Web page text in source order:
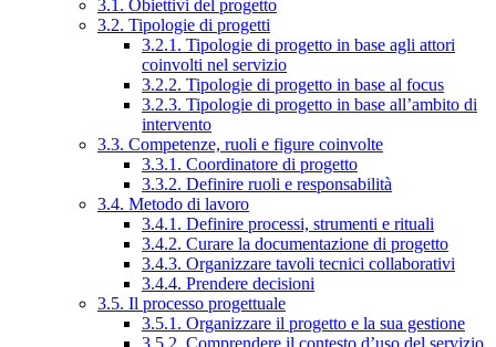
3.1. Obiettivi del progetto
3.2. Tipologie di progetti
3.2.1. Tipologie di progetto in base agli attori
coinvolti nel servizio
3.2.2. Tipologie di progetto in base al focus
3.2.3. Tipologie di progetto in base all’ambito di
intervento
3.3. Competenze, ruoli e figure coinvolte
3.3.1. Coordinatore di progetto
3.3.2. Definire ruoli e responsabilità
3.4. Metodo di lavoro
3.4.1. Definire processi, strumenti e rituali
3.4.2. Curare la documentazione di progetto
3.4.3. Organizzare tavoli tecnici collaborativi
3.4.4. Prendere decisioni
3.5. Il processo progettuale
3.5.1. Organizzare il progetto e la sua gestione
3.5.2. Comprendere il contesto d’uso del servizio